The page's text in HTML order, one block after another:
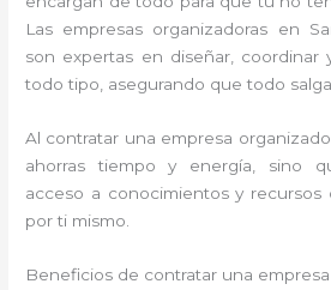
Las empresas organizadoras en
son expertas en diseñar, coordinar
todo tipo, asegurando que todo
Al contratar una empresa
ahorras tiempo y energía, sino
acceso a conocimientos y
por ti mismo.
Beneficios de contratar una